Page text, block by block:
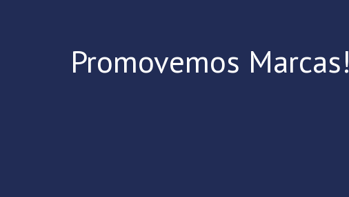
Promovemos Marcas!